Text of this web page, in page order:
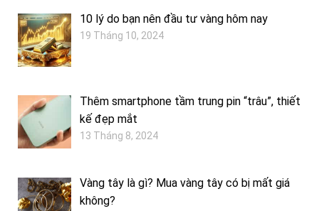
10 lý do bạn nên đầu tư vàng hôm nay
19 Tháng 10, 2024
Thêm smartphone tầm trung pin “trâu”, thiết
kế đẹp mắt
13 Tháng 8, 2024
Vàng tây là gì? Mua vàng tây có bị mất giá
không?